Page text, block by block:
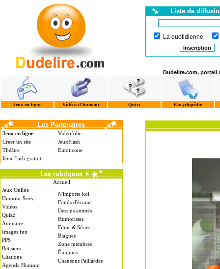
Liste de
La quotidienne
Dudelire.com, portail
Jeux en ligne Vidéos d'humour Quizz Encyclopédie
Les Partenaires
Jeux en ligne
Créer un site
Théâtre
Jeux flash gratuit
Videofolie
JeuxFlash
Emoticone
Les rubriques
Accueil
Jeux Online
Humour Sexy
Vidéos
Quizz
Annuaire
Images fun
PPS
Bétisiers
Citations
Agenda Humour
N'importe koi
Fonds d'écrans
Dessins animés
Humoristes
Films & Séries
Blagues
Zone membres
Énigmes
Chansons Paillardes